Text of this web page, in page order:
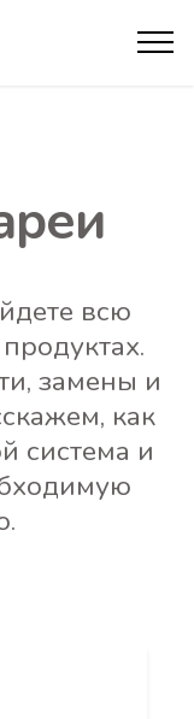
всю
замены и
как
система и